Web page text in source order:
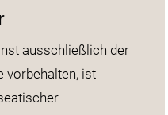
ausschließlich der
vorbehalten, ist